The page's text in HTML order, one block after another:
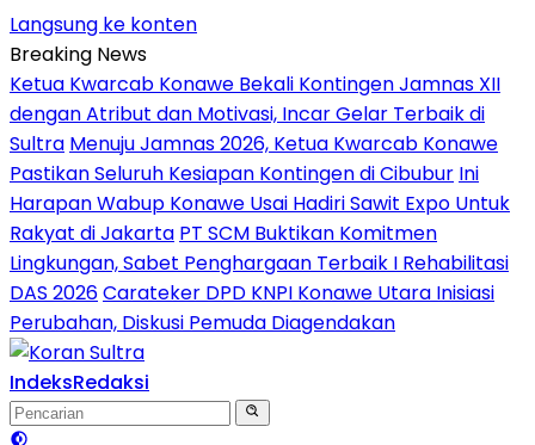
Langsung ke konten
Breaking News
Ketua Kwarcab Konawe Bekali Kontingen Jamnas XII
dengan Atribut dan Motivasi, Incar Gelar Terbaik di
Sultra Menuju Jamnas 2026, Ketua Kwarcab Konawe
Pastikan Seluruh Kesiapan Kontingen di Cibubur Ini
Harapan Wabup Konawe Usai Hadiri Sawit Expo Untuk
Rakyat di Jakarta PT SCM Buktikan Komitmen
Lingkungan, Sabet Penghargaan Terbaik I Rehabilitasi
DAS 2026Carateker DPD KNPI Konawe Utara Inisiasi
Perubahan, Diskusi Pemuda Diagendakan
IndeksRedaksi